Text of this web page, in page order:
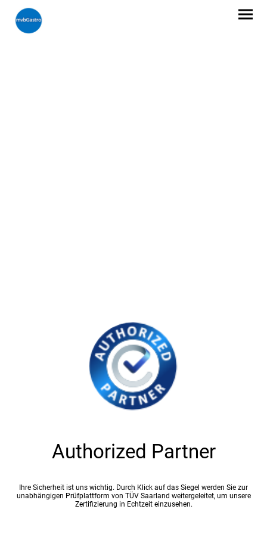
Authorized Partner
Ihre Sicherheit ist uns wichtig. Durch Klick auf das Siegel werden Sie zur
unabhängigen Prüfplattform von TÜV Saarland weitergeleitet, um unsere
Zertifizierung in Echtzeit einzusehen.